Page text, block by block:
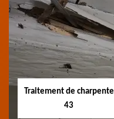
Devis nettoyage de
toiture 43
Devis nettoyage de
toiture 43 Haute-Loire
Traitement de charpente
43